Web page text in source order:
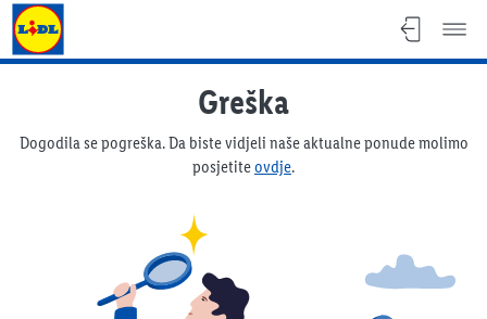
Lidl katalog
Greška
Dogodila se pogreška. Da biste vidjeli naše aktualne ponude molimo
posjetiteovdje.